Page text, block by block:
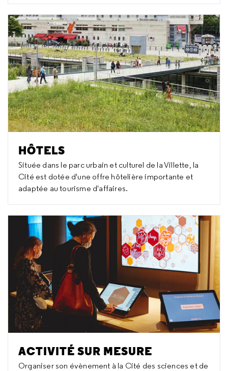
HÔTELS
Située dans le parc urbain et culturel de la Villette, la
Cité est dotée d'une offre hôtelière importante et
adaptée au tourisme d'affaires.
ACTIVITÉ SUR MESURE
Organiser son évènement à la Cité des sciences et de